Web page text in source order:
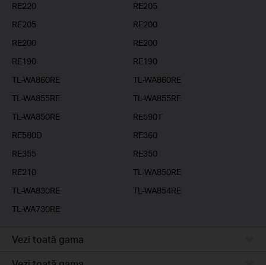
RE220
RE205
RE205
RE200
RE200
RE200
RE190
RE190
TL-WA860RE
TL-WA860RE
TL-WA855RE
TL-WA855RE
TL-WA850RE
RE590T
RE580D
RE360
RE355
RE350
RE210
TL-WA850RE
TL-WA830RE
TL-WA854RE
TL-WA730RE
Vezi toată gama